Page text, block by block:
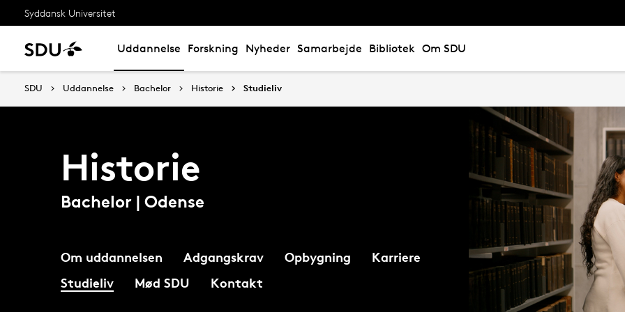
Syddansk Universitet
Uddannelse Forskning Nyheder Samarbejde Bibliotek Om SDU
SDU Uddannelse Bachelor Historie Studieliv
Historie
Bachelor | Odense
Om uddannelsen Adgangskrav Opbygning
Karriere
Studieliv
Mød SDU Kontakt